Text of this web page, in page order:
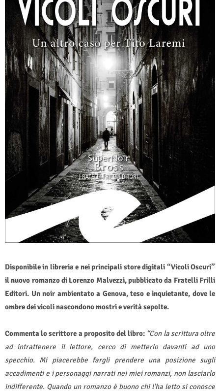
Disponibile in libreria e nei principali store digitali “Vicoli Oscuri”
il nuovo romanzo di Lorenzo Malvezzi, pubblicato da Fratelli Frilli
Editori. Un noir ambientato a Genova, teso e inquietante, dove le
ombre dei vicoli nascondono mostri e verità sepolte.
Commenta lo scrittore a proposito del libro: “Con la scrittura oltre
ad intrattenere il lettore, cerco di metterlo davanti ad uno
specchio. Mi piacerebbe fargli prendere una posizione sugli
accadimenti e i personaggi narrati nei miei romanzi, non lasciarlo
indifferente. Quando un romanzo è buono chi l'ha letto si conosce